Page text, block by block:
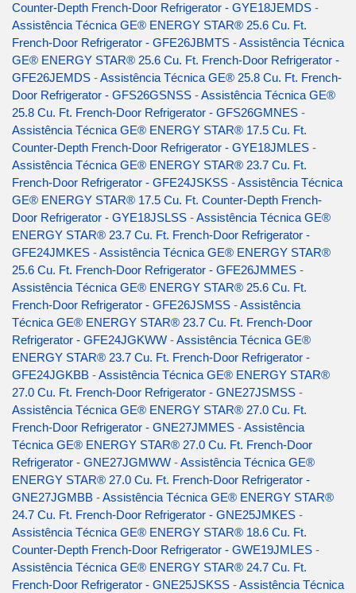
Counter-Depth French-Door Refrigerator - GYE18JEMDS -
Assistência Técnica GE® ENERGY STAR® 25.6 Cu. Ft.
French-Door Refrigerator - GFE26JBMTS -Assistência Técnica
GE® ENERGY STAR® 25.6 Cu. Ft. French-Door Refrigerator -
GFE26JEMDS -Assistência Técnica GE® 25.8 Cu. Ft. French-
Door Refrigerator - GFS26GSNSS -Assistência Técnica GE®
25.8 Cu. Ft. French-Door Refrigerator - GFS26GMNES -
Assistência Técnica GE® ENERGY STAR® 17.5 Cu. Ft.
Counter-Depth French-Door Refrigerator - GYE18JMLES -
Assistência Técnica GE® ENERGY STAR® 23.7 Cu. Ft.
French-Door Refrigerator - GFE24JSKSS -Assistência Técnica
GE® ENERGY STAR® 17.5 Cu. Ft. Counter-Depth French-
Door Refrigerator - GYE18JSLSS -Assistência Técnica GE®
ENERGY STAR® 23.7 Cu. Ft. French-Door Refrigerator -
GFE24JMKES -Assistência Técnica GE® ENERGY STAR®
25.6 Cu. Ft. French-Door Refrigerator - GFE26JMMES -
Assistência Técnica GE® ENERGY STAR® 25.6 Cu. Ft.
French-Door Refrigerator - GFE26JSMSS -Assistência
Técnica GE® ENERGY STAR® 23.7 Cu. Ft. French-Door
Refrigerator - GFE24JGKWW -Assistência Técnica GE®
ENERGY STAR® 23.7 Cu. Ft. French-Door Refrigerator -
GFE24JGKBB -Assistência Técnica GE® ENERGY STAR®
27.0 Cu. Ft. French-Door Refrigerator - GNE27JSMSS -
Assistência Técnica GE® ENERGY STAR® 27.0 Cu. Ft.
French-Door Refrigerator - GNE27JMMES -Assistência
Técnica GE® ENERGY STAR® 27.0 Cu. Ft. French-Door
Refrigerator - GNE27JGMWW -Assistência Técnica GE®
ENERGY STAR® 27.0 Cu. Ft. French-Door Refrigerator -
GNE27JGMBB -Assistência Técnica GE® ENERGY STAR®
24.7 Cu. Ft. French-Door Refrigerator - GNE25JMKES -
Assistência Técnica GE® ENERGY STAR® 18.6 Cu. Ft.
Counter-Depth French-Door Refrigerator - GWE19JMLES -
Assistência Técnica GE® ENERGY STAR® 24.7 Cu. Ft.
French-Door Refrigerator - GNE25JSKSS -Assistência Técnica